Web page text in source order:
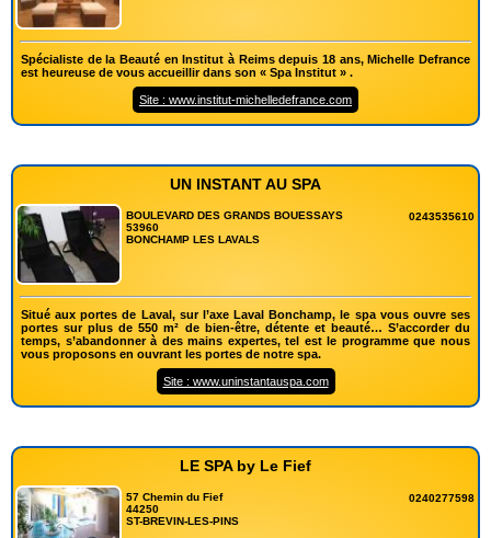
Spécialiste de la Beauté en Institut à Reims depuis 18 ans, Michelle Defrance
est heureuse de vous accueillir dans son « Spa Institut » .
Site : www.institut-michelledefrance.com
UN INSTANT AU SPA
BOULEVARD DES GRANDS BOUESSAYS
53960
BONCHAMP LES LAVALS
0243535610
Situé aux portes de Laval, sur l’axe Laval Bonchamp, le spa vous ouvre ses
portes sur plus de 550 m² de bien-être, détente et beauté… S’accorder du
temps, s’abandonner à des mains expertes, tel est le programme que nous
vous proposons en ouvrant les portes de notre spa.
Site : www.uninstantauspa.com
LE SPA by Le Fief
57 Chemin du Fief
44250
ST-BREVIN-LES-PINS
0240277598